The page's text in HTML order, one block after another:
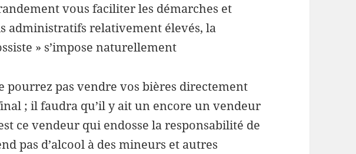
vous faciliter les démarches et
administratifs relativement élevés, la
» s’impose naturellement
pourrez pas vendre vos bières directement
; il faudra qu’il y ait un encore un vendeur
ce vendeur qui endosse la responsabilité de
pas d’alcool à des mineurs et autres